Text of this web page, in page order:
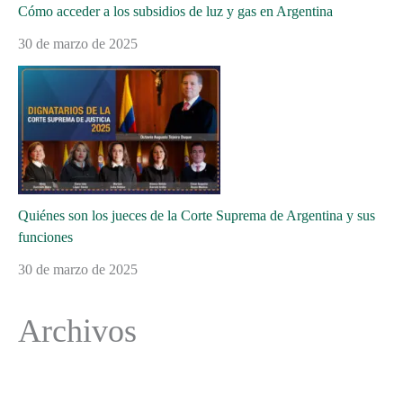
Cómo acceder a los subsidios de luz y gas en Argentina
30 de marzo de 2025
Quiénes son los jueces de la Corte Suprema de Argentina y sus
funciones
30 de marzo de 2025
Archivos